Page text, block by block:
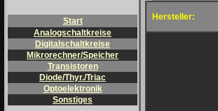
Start
Analogschaltkreise
Digitalschaltkreise
Mikrorechner/Speicher
Transistoren
Diode/Thyr./Triac
Optoelektronik
Sonstiges
Hersteller: